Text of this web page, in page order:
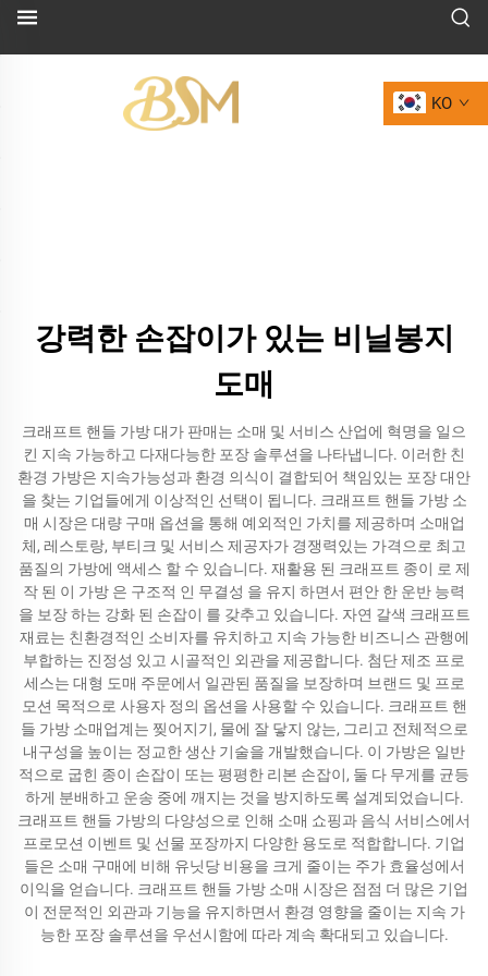
KO
강력한 손잡이가 있는 비닐봉지
도매
크래프트 핸들 가방 대가 판매는 소매 및 서비스 산업에 혁명을 일으
킨 지속 가능하고 다재다능한 포장 솔루션을 나타냅니다. 이러한 친
환경 가방은 지속가능성과 환경 의식이 결합되어 책임있는 포장 대안
을 찾는 기업들에게 이상적인 선택이 됩니다. 크래프트 핸들 가방 소
매 시장은 대량 구매 옵션을 통해 예외적인 가치를 제공하며 소매업
체, 레스토랑, 부티크 및 서비스 제공자가 경쟁력있는 가격으로 최고
품질의 가방에 액세스 할 수 있습니다. 재활용 된 크래프트 종이 로 제
작 된 이 가방 은 구조적 인 무결성 을 유지 하면서 편안 한 운반 능력
을 보장 하는 강화 된 손잡이 를 갖추고 있습니다. 자연 갈색 크래프트
재료는 친환경적인 소비자를 유치하고 지속 가능한 비즈니스 관행에
부합하는 진정성 있고 시골적인 외관을 제공합니다. 첨단 제조 프로
세스는 대형 도매 주문에서 일관된 품질을 보장하며 브랜드 및 프로
모션 목적으로 사용자 정의 옵션을 사용할 수 있습니다. 크래프트 핸
들 가방 소매업계는 찢어지기, 물에 잘 닿지 않는, 그리고 전체적으로
내구성을 높이는 정교한 생산 기술을 개발했습니다. 이 가방은 일반
적으로 굽힌 종이 손잡이 또는 평평한 리본 손잡이, 둘 다 무게를 균등
하게 분배하고 운송 중에 깨지는 것을 방지하도록 설계되었습니다.
크래프트 핸들 가방의 다양성으로 인해 소매 쇼핑과 음식 서비스에서
프로모션 이벤트 및 선물 포장까지 다양한 용도로 적합합니다. 기업
들은 소매 구매에 비해 유닛당 비용을 크게 줄이는 주가 효율성에서
이익을 얻습니다. 크래프트 핸들 가방 소매 시장은 점점 더 많은 기업
이 전문적인 외관과 기능을 유지하면서 환경 영향을 줄이는 지속 가
능한 포장 솔루션을 우선시함에 따라 계속 확대되고 있습니다.